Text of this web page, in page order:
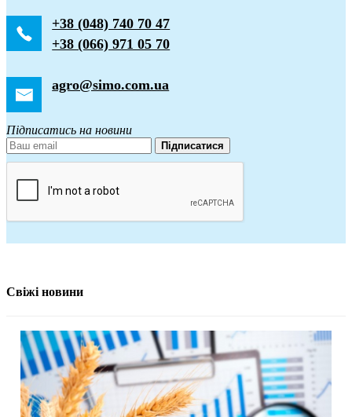
+38 (048) 740 70 47
+38 (066) 971 05 70
agro@simo.com.ua
Підписатись на новини
Підписатися
Свіжі новини